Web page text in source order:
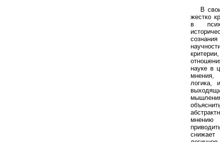
В
жестко
в
науке в
мнения,
логика,
мнению